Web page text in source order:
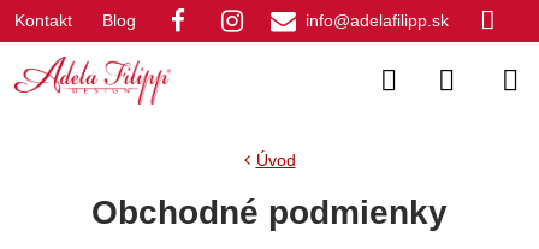
Kontakt Blog info@adelafilipp.sk
Úvod
Obchodné podmienky